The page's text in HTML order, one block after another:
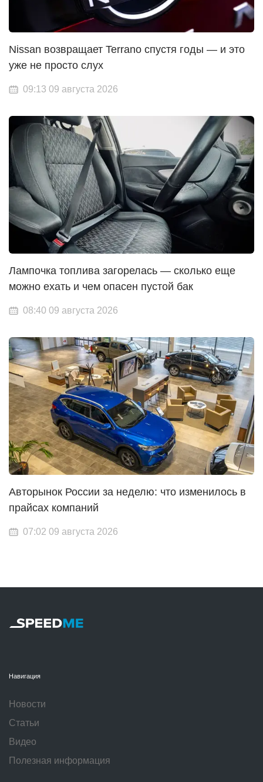
Nissan возвращает Terrano спустя годы — и это
уже не просто слух
09:13 09 августа 2026
Лампочка топлива загорелась — сколько еще
можно ехать и чем опасен пустой бак
08:40 09 августа 2026
Авторынок России за неделю: что изменилось в
прайсах компаний
07:02 09 августа 2026
Навигация
Новости
Статьи
Видео
Полезная информация